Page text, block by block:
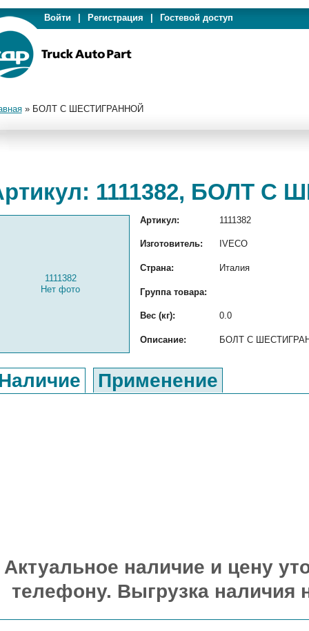
Войти Регистрация Гостевой доступ
» БОЛТ С ШЕСТИГРАННОЙ
1111382, БОЛТ С
1111382
Нет фото
Артикул: 1111382
Изготовитель: IVECO
Страна: Италия
Группа товара:
Вес (кг): 0.0
Описание: БОЛТ С
Применение
Актуальное наличие и цену
телефону. Выгрузка наличия